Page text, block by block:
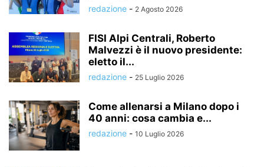
redazione - 2 Agosto 2026
FISI Alpi Centrali, Roberto
Malvezzi è il nuovo presidente:
eletto il...
redazione - 25 Luglio 2026
Come allenarsi a Milano dopo i
40 anni: cosa cambia e...
redazione - 10 Luglio 2026